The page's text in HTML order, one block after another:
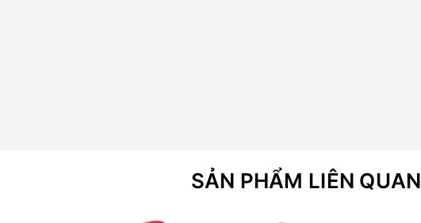
SẢN PHẨM LIÊN QUAN